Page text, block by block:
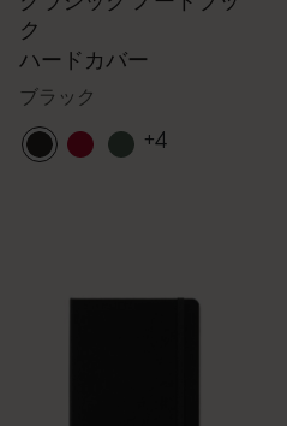
ク
ハードカバー
ブラック
+4